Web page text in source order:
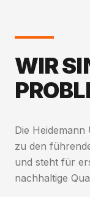
WIR
Die
zu den
und steht für
nachhaltige